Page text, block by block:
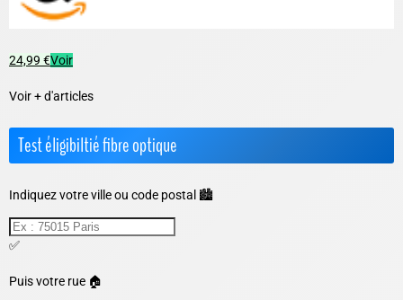
24,99 €Voir
Voir + d'articles
Test éligibiltié fibre optique
Indiquez votre ville ou code postal 🏙️
✅
Puis votre rue 🏠